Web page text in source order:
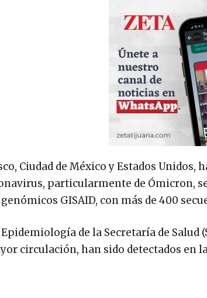
Ciudad de México y Estados
particularmente de Ómicron,
GISAID, con más de 400
de la Secretaría de Salud
circulación, han sido detectados